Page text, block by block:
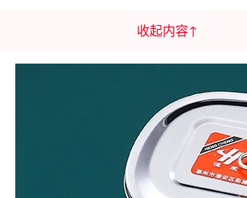
收起内容↑